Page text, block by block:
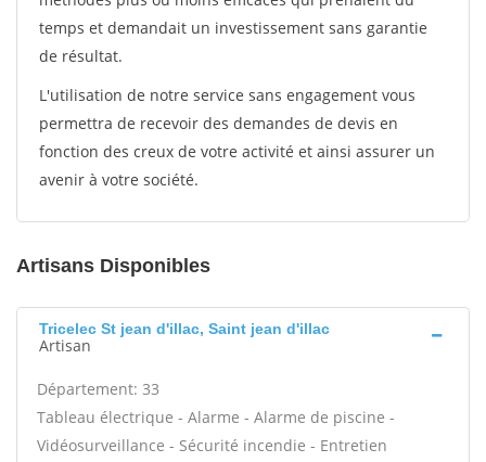
temps et demandait un investissement sans garantie
de résultat.
L'utilisation de notre service sans engagement vous
permettra de recevoir des demandes de devis en
fonction des creux de votre activité et ainsi assurer un
avenir à votre société.
Artisans Disponibles
Tricelec St jean d'illac, Saint jean d'illac
Artisan
Département: 33
Tableau électrique - Alarme - Alarme de piscine -
Vidéosurveillance - Sécurité incendie - Entretien